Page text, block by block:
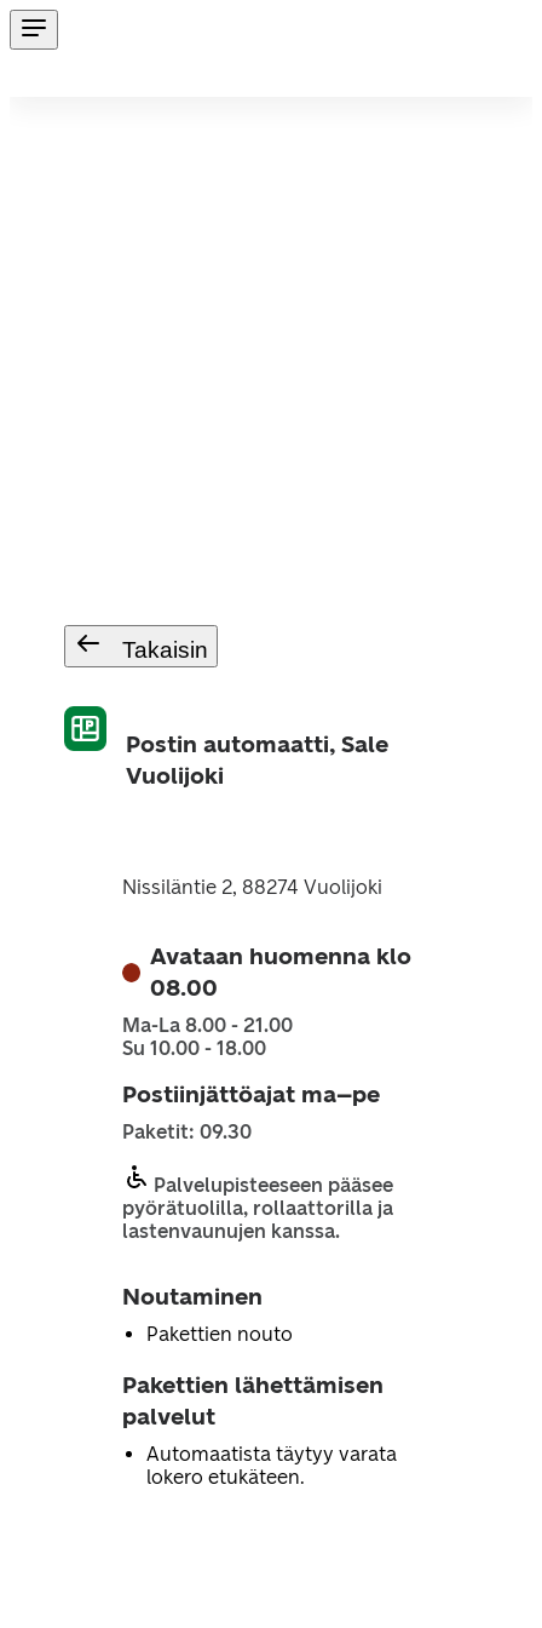
Takaisin
Postin automaatti, Sale
Vuolijoki
Nissiläntie 2, 88274 Vuolijoki
Avataan huomenna klo
08.00
Ma-La 8.00 - 21.00
Su 10.00 - 18.00
Postiinjättöajat ma–pe
Paketit: 09.30
Palvelupisteeseen pääsee
pyörätuolilla, rollaattorilla ja
lastenvaunujen kanssa.
Noutaminen
Pakettien nouto
Pakettien lähettämisen
palvelut
Automaatista täytyy varata
lokero etukäteen.